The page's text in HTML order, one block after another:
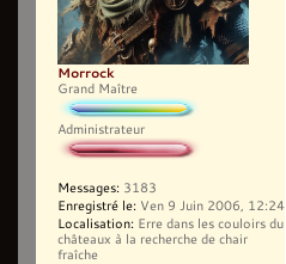
Morrock
Grand Maître
Administrateur
Messages: 3183
Enregistré le: Ven 9 Juin 2006, 12:24
Localisation: Erre dans les couloirs du
châteaux à la recherche de chair
fraîche